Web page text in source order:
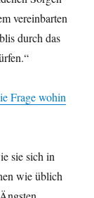
vereinbarten
durch das
Frage wohin
sie sich in
wie üblich